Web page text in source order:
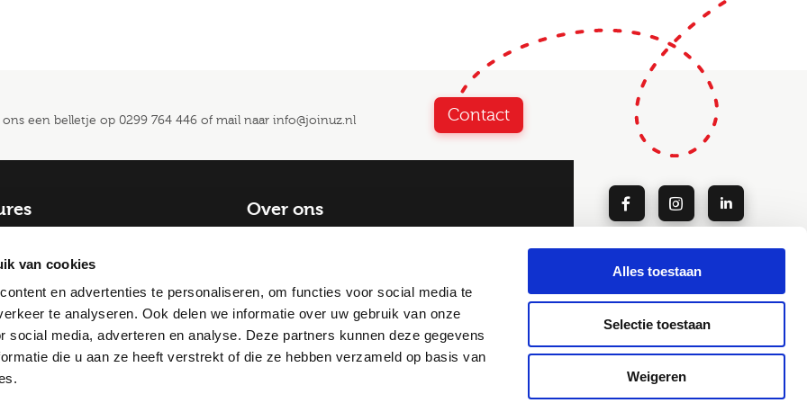
van cookies
en advertenties te personaliseren, om functies voor social media te
te analyseren. Ook delen we informatie over uw gebruik van onze
social media, adverteren en analyse. Deze partners kunnen deze gegevens
die u aan ze heeft verstrekt of die ze hebben verzameld op basis van
Alles toestaan
Selectie toestaan
Weigeren
ons een belletje op 0299 764 446 of mail naar info@joinuz.nl Contact
Over ons
Historie
Onze lekker leven filosofie
Onze mensen
Disclaimer
Privacy
Klachtenprocedure
Certificering & CAO